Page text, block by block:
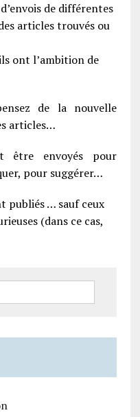
de différentes
articles trouvés ou
ont l’ambition de
de la nouvelle
articles…
être envoyés pour
pour suggérer…
publiés … sauf ceux
(dans ce cas,